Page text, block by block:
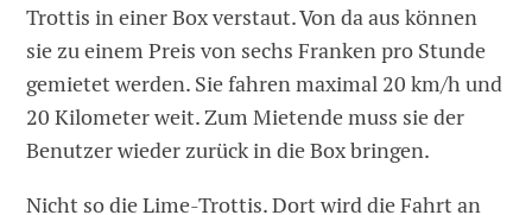
Trottis in einer Box verstaut. Von da aus können
sie zu einem Preis von sechs Franken pro Stunde
gemietet werden. Sie fahren maximal 20 km/h und
20 Kilometer weit. Zum Mietende muss sie der
Benutzer wieder zurück in die Box bringen.
Nicht so die Lime-Trottis. Dort wird die Fahrt an